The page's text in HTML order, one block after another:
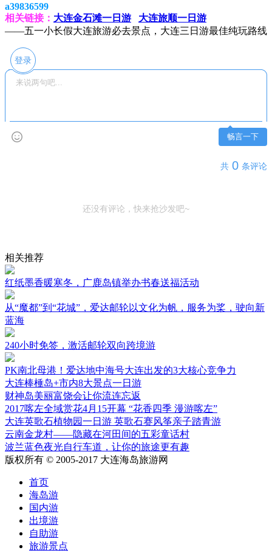
a39836599
相关链接： 大连金石滩一日游
大连旅顺一日游
——五一小长假大连旅游必去景点，大连三日游最佳纯玩路线
登录
畅言一下
共 0 条评论
还没有评论，快来抢沙发吧~
相关推荐
红纸墨香暖寒冬，广鹿岛镇举办书春送福活动
从“魔都”到“花城”，爱达邮轮以文化为帆，服务为桨，驶向新
蓝海
240小时免签，激活邮轮双向跨境游
PK南北母港！爱达地中海号大连出发的3大核心竞争力
大连棒棰岛+市内8大景点一日游
财神岛美丽富饶会让你流连忘返
2017喀左全域赏花4月15开幕 “花香四季 漫游喀左”
大连英歌石植物园一日游 英歌石赛风筝亲子踏青游
云南金龙村——隐藏在河田间的五彩童话村
波兰蓝色夜光自行车道，让你的旅途更有趣
版权所有 © 2005-2017 大连海岛旅游网
首页
海岛游
国内游
出境游
自助游
旅游景点